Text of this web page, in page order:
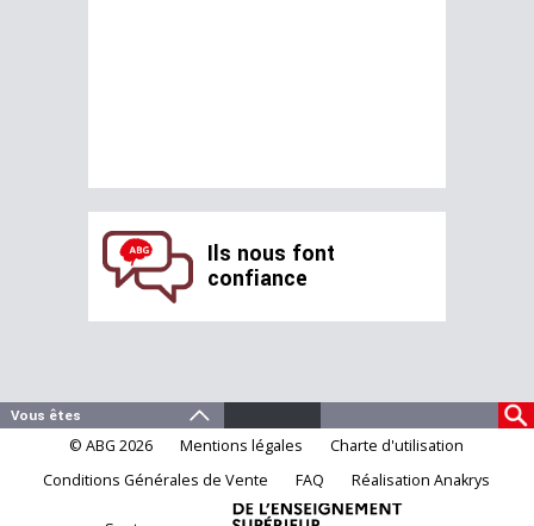
Ils nous font
confiance
© ABG 2026 Mentions légales
Charte d'utilisation
Conditions Générales de Vente
FAQ Réalisation Anakrys